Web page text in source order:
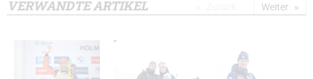
VERWANDTE ARTIKEL Weiter